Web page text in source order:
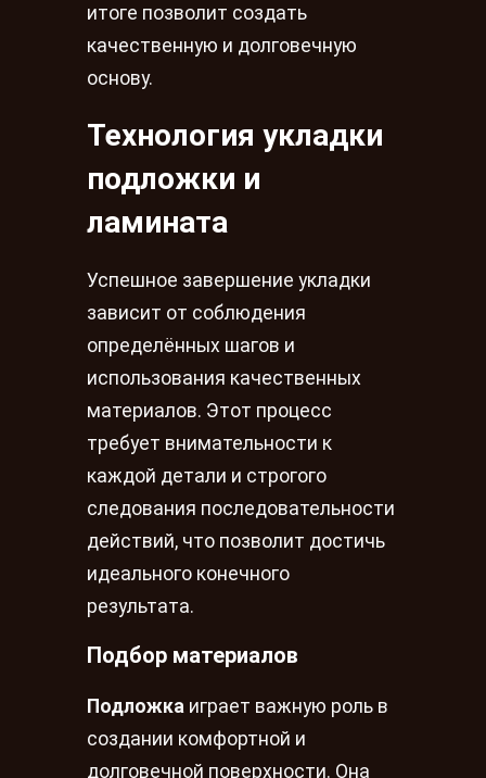
итоге позволит создать
качественную и долговечную
основу.
Технология укладки
подложки и
ламината
Успешное завершение укладки
зависит от соблюдения
определённых шагов и
использования качественных
материалов. Этот процесс
требует внимательности к
каждой детали и строгого
следования последовательности
действий, что позволит достичь
идеального конечного
результата.
Подбор материалов
Подложка играет важную роль в
создании комфортной и
долговечной поверхности. Она